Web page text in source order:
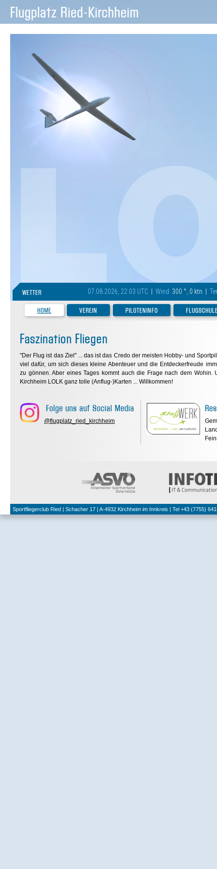
Flugplatz Ried-Kirchheim
WETTER 07.08.2026, 22:03 UTC Wind: 300 °, 0 ktn |
HOME VEREIN PILOTENINFO
Faszination Fliegen
"Der Flug ist das Ziel" ... das ist das Credo der meisten Hobby- und
viel dafür, um sich dieses kleine Abenteuer und die Entdeckerfreude
zu gönnen. Aber eines Tages kommt auch die Frage nach dem Wohin.
Kirchheim LOLK ganz tolle (Anflug-)Karten ... Willkommen!
Folge uns auf Social Media
@flugplatz_ried_kirchheim
Sportfliegerclub Ried | Schacher 17 | A-4932 Kirchheim im Innkreis | Tel +43 (7755)